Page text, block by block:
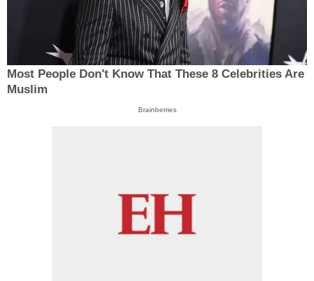
Most People Don't Know That These 8 Celebrities Are
Muslim
Brainberries